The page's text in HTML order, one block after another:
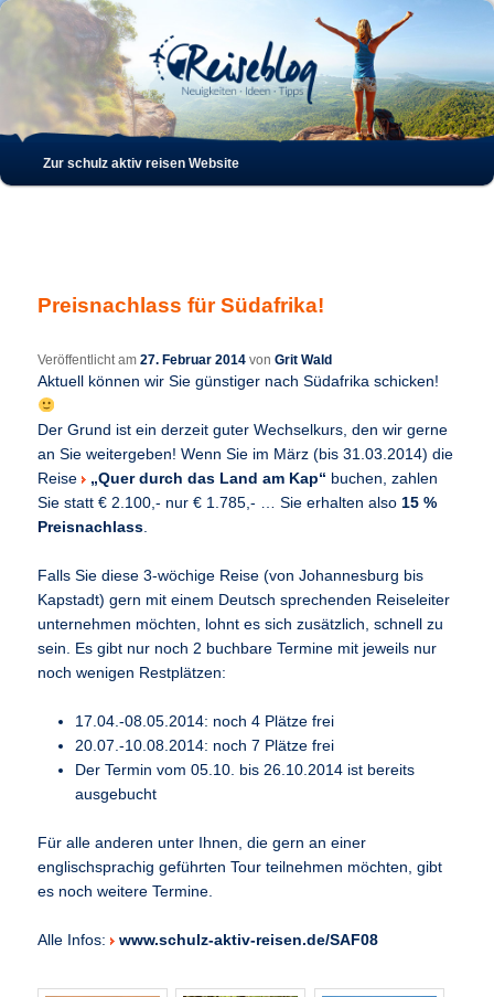
Hauptmenü
Zum
Zum
wechseln
Zur schulz aktiv reisen Website
Preisnachlass für Südafrika!
Veröffentlicht am27. Februar 2014 vonGrit Wald
Aktuell können wir Sie günstiger nach Südafrika schicken!
Der Grund ist ein derzeit guter Wechselkurs, den wir gerne
an Sie weitergeben! Wenn Sie im März (bis 31.03.2014) die
Reise „Quer durch das Land am Kap“ buchen, zahlen
Sie statt € 2.100,- nur € 1.785,- … Sie erhalten also 15 %
Preisnachlass
Falls Sie diese 3-wöchige Reise (von Johannesburg bis
Kapstadt) gern mit einem Deutsch sprechenden Reiseleiter
unternehmen möchten, lohnt es sich zusätzlich, schnell zu
sein. Es gibt nur noch 2 buchbare Termine mit jeweils nur
noch wenigen Restplätzen:
17.04.-08.05.2014: noch 4 Plätze frei
20.07.-10.08.2014: noch 7 Plätze frei
Der Termin vom 05.10. bis 26.10.2014 ist bereits
ausgebucht
Für alle anderen unter Ihnen, die gern an einer
englischsprachig geführten Tour teilnehmen möchten, gibt
es noch weitere Termine.
Alle Infos: www.schulz-aktiv-reisen.de/SAF08